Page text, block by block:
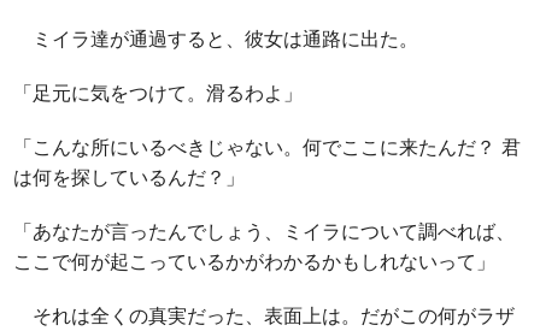
ミイラ達が通過すると、彼女は通路に出た。
「足元に気をつけて。滑るわよ」
「こんな所にいるべきじゃない。何でここに来たんだ？ 君
は何を探しているんだ？」
「あなたが言ったんでしょう、ミイラについて調べれば、
ここで何が起こっているかがわかるかもしれないって」
それは全くの真実だった、表面上は。だがこの何がラザ